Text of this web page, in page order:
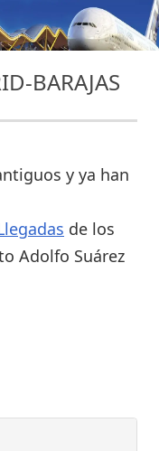
BARAJAS
y ya han
de los
Adolfo Suárez